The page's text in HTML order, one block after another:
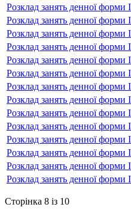
Розклад занять денної форми
Розклад занять денної форми
Розклад занять денної форми
Розклад занять денної форми
Розклад занять денної форми
Розклад занять денної форми
Розклад занять денної форми
Розклад занять денної форми
Розклад занять денної форми
Розклад занять денної форми
Розклад занять денної форми
Розклад занять денної форми
Розклад занять денної форми
Розклад занять денної форми
Сторінка 8 із 10